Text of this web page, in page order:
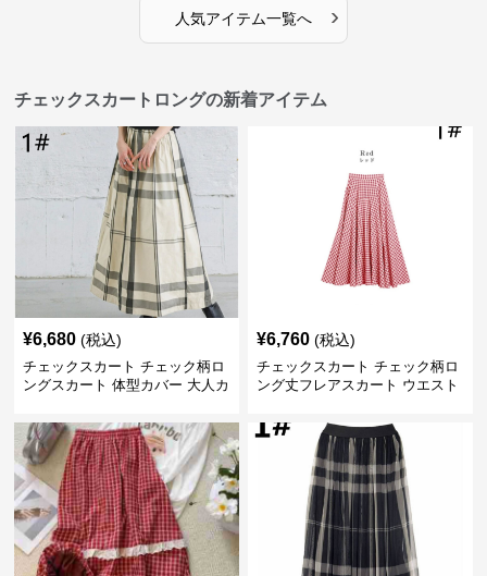
人気アイテム一覧へ ›
チェックスカートロングの新着アイテム
¥6,680 (税込)
チェックスカート チェック柄ロ
ングスカート 体型カバー 大人カ
¥6,760 (税込)
チェックスカート チェック柄ロ
ング丈フレアスカート ウエスト